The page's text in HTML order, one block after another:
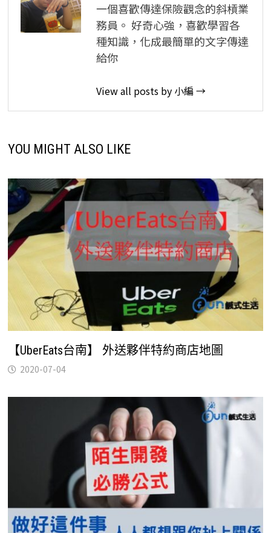
一個喜歡傳達保險觀念的斜槓業
務員。 好奇心強，喜歡學習各
種知識，化成最簡單的文字傳達
給你
View all posts by 小編 →
YOU MIGHT ALSO LIKE
【UberEats台南】 外送夥伴特約商店地圖
2020-07-04